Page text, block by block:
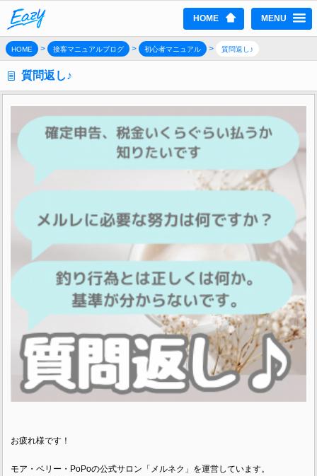
HOME MENU
HOME > 接客マニュアルブログ > 初心者マニュアル > 質問返し♪
質問返し♪
お疲れ様です！
モア・ベリー・PoPoの公式サロン「メルネク」を運営しています。